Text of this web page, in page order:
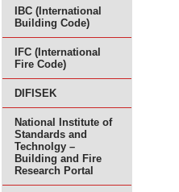
IBC (International
Building Code)
IFC (International
Fire Code)
DIFISEK
National Institute of
Standards and
Technolgy –
Building and Fire
Research Portal